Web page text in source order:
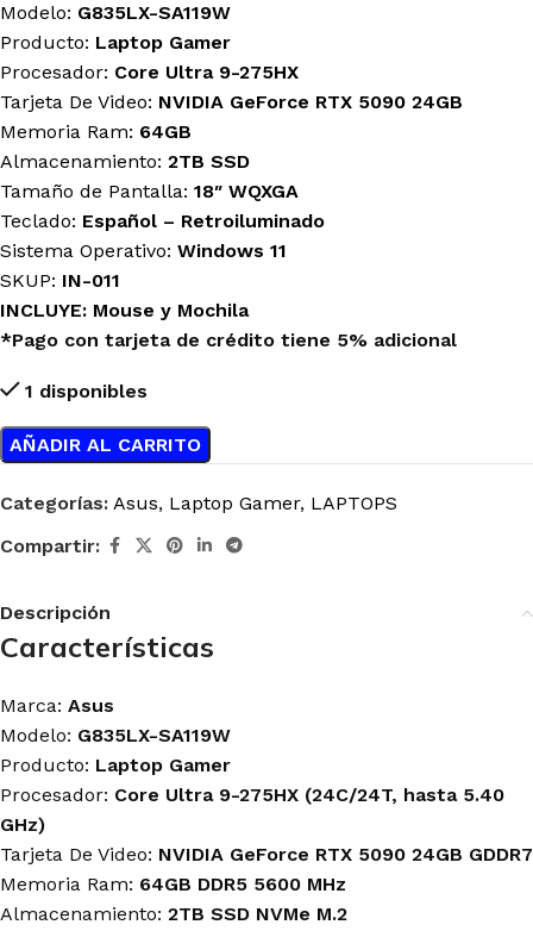
Modelo: G835LX-SA119W
Producto: Laptop Gamer
Procesador: Core Ultra 9-275HX
Tarjeta De Video: NVIDIA GeForce RTX 5090 24GB
Memoria Ram: 64GB
Almacenamiento: 2TB SSD
Tamaño de Pantalla: 18″ WQXGA
Teclado: Español – Retroiluminado
Sistema Operativo: Windows 11
SKUP: IN-011
INCLUYE: Mouse y Mochila
*Pago con tarjeta de crédito tiene 5% adicional
1 disponibles
AÑADIR AL CARRITO
Categorías: Asus, Laptop Gamer, LAPTOPS
Compartir:
Descripción
Características
Marca: Asus
Modelo: G835LX-SA119W
Producto: Laptop Gamer
Procesador: Core Ultra 9-275HX (24C/24T, hasta 5.40
GHz)
Tarjeta De Video: NVIDIA GeForce RTX 5090 24GB GDDR7
Memoria Ram: 64GB DDR5 5600 MHz
Almacenamiento: 2TB SSD NVMe M.2